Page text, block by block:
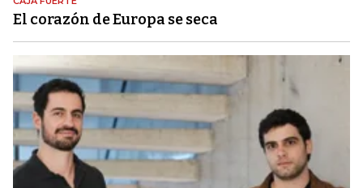
El corazón de Europa se seca